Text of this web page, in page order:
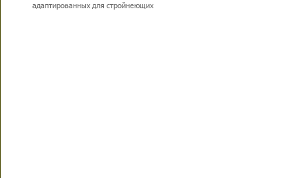
адаптированных для стройнеющих